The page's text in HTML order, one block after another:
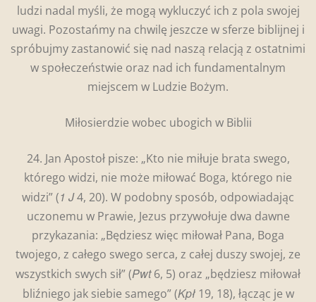
ludzi nadal myśli, że mogą wykluczyć ich z pola swojej
uwagi. Pozostańmy na chwilę jeszcze w sferze biblijnej i
spróbujmy zastanowić się nad naszą relacją z ostatnimi
w społeczeństwie oraz nad ich fundamentalnym
miejscem w Ludzie Bożym.
Miłosierdzie wobec ubogich w Biblii
24. Jan Apostoł pisze: „Kto nie miłuje brata swego,
którego widzi, nie może miłować Boga, którego nie
widzi” (1 J4, 20). W podobny sposób, odpowiadając
uczonemu w Prawie, Jezus przywołuje dwa dawne
przykazania: „Będziesz więc miłował Pana, Boga
twojego, z całego swego serca, z całej duszy swojej, ze
wszystkich swych sił” (Pwt6, 5) oraz „będziesz miłował
bliźniego jak siebie samego” (Kpł19, 18), łącząc je w